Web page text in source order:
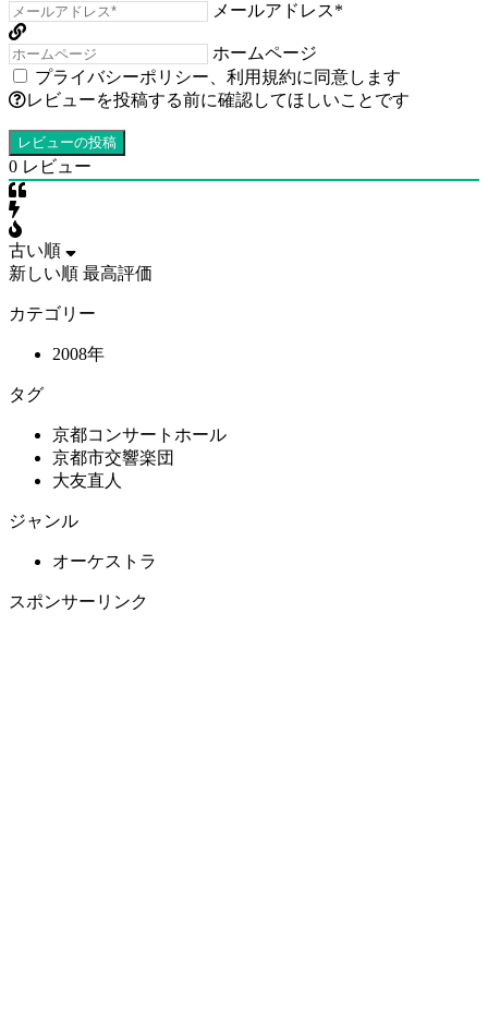
メールアドレス*
ホームページ
プライバシーポリシー
利用規約に同意します
レビューを投稿する前に確認してほしいことです
0 レビュー
古い順
新しい順 最高評価
カテゴリー
2008年
タグ
京都コンサートホール
京都市交響楽団
大友直人
ジャンル
オーケストラ
スポンサーリンク